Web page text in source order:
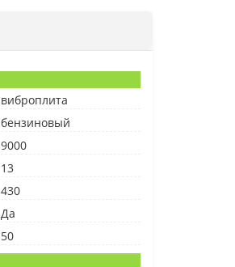
виброплита
бензиновый
9000
13
430
Да
50